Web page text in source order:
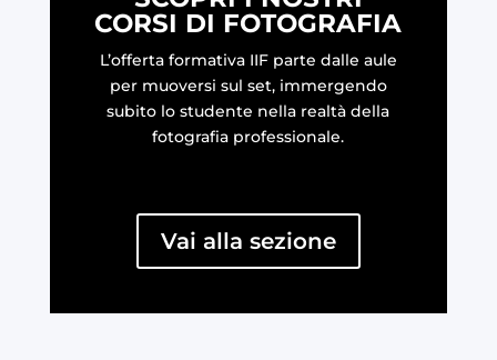
CORSI DI FOTOGRAFIA
L’offerta formativa IIF parte dalle aule
per muoversi sul set, immergendo
subito lo studente nella realtà della
fotografia professionale.
Vai alla sezione